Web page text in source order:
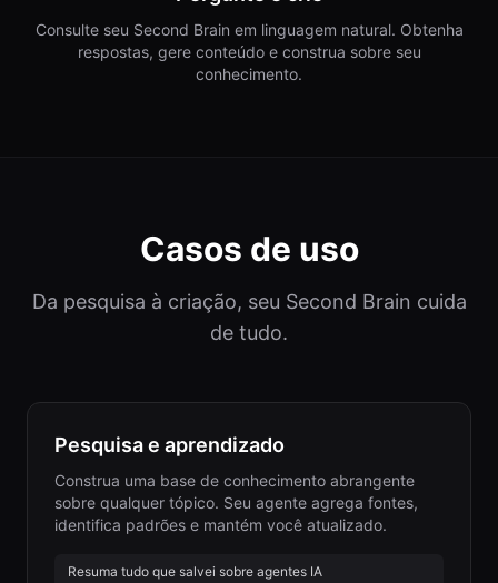
Consulte seu Second Brain em linguagem natural. Obtenha
respostas, gere conteúdo e construa sobre seu
conhecimento.
Casos de uso
Da pesquisa à criação, seu Second Brain cuida
de tudo.
Pesquisa e aprendizado
Construa uma base de conhecimento abrangente
sobre qualquer tópico. Seu agente agrega fontes,
identifica padrões e mantém você atualizado.
Resuma tudo que salvei sobre agentes IA